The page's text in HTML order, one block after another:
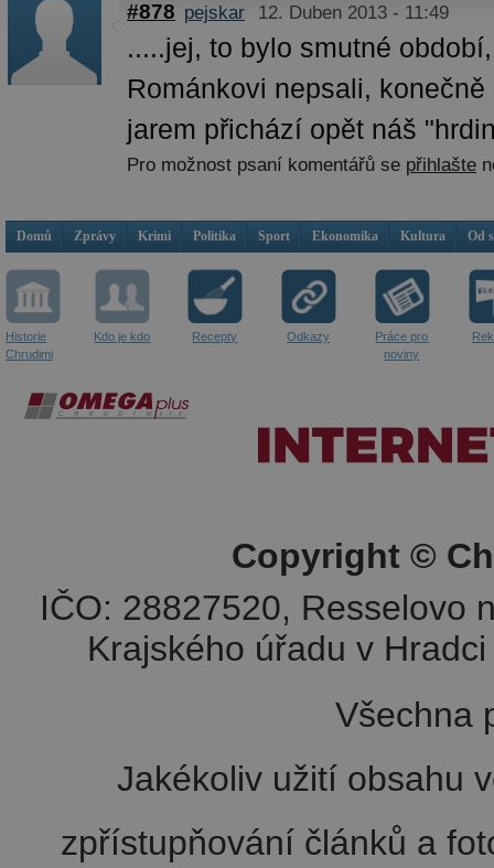
#878 pejskar 12. Duben 2013 - 11:49
.....jej, to bylo smutné
Románkovi nepsali,
jarem přichází opět náš
Pro možnost psaní komentářů se přihlašte
Domů Zprávy Krimi Politika Sport Ekonomika Kultura Od
Historie
Chrudimi
Kdo je kdo Recepty Odkazy
Práce pro
noviny
Copyright ©
IČO: 28827520, Resselovo
Krajského úřadu v
Všechna
Jakékoliv užití obsahu
zpřístupňování článků a